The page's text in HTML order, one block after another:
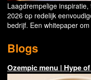
Laagdrempelige
2026 op redelijk
bedrijf. Een whitepaper
Blogs
Ozempic menu | Hype